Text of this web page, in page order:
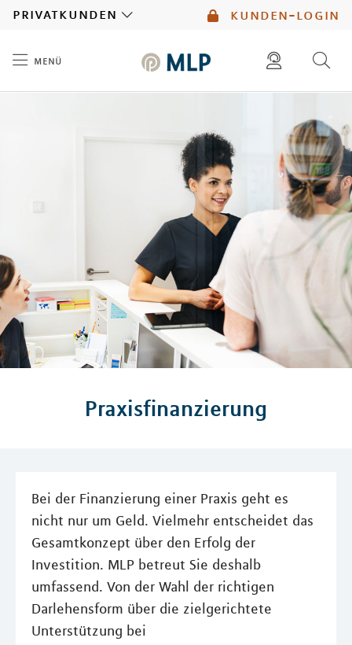
kunden-login
privatkunden
menü
mlp berater finden
Praxisfinanzierung
Bei der Finanzierung einer Praxis geht es
nicht nur um Geld. Vielmehr entscheidet das
Gesamtkonzept über den Erfolg der
Investition. MLP betreut Sie deshalb
umfassend. Von der Wahl der richtigen
Darlehensform über die zielgerichtete
Unterstützung bei